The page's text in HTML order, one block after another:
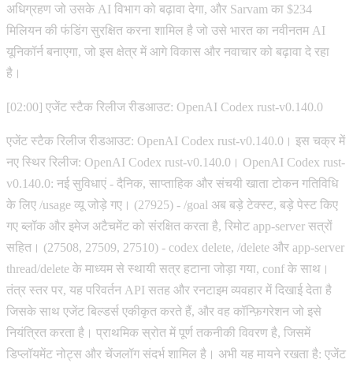
अधिग्रहण जो उसके AI विभाग को बढ़ावा देगा, और Sarvam का $234
मिलियन की फंडिंग सुरक्षित करना शामिल है जो उसे भारत का नवीनतम AI
यूनिकॉर्न बनाएगा, जो इस क्षेत्र में आगे विकास और नवाचार को बढ़ावा दे रहा
है।
[02:00] एजेंट स्टैक रिलीज रीडआउट: OpenAI Codex rust-v0.140.0
एजेंट स्टैक रिलीज रीडआउट: OpenAI Codex rust-v0.140.0। इस चक्र में
नए स्थिर रिलीज: OpenAI Codex rust-v0.140.0। OpenAI Codex rust-
v0.140.0: नई सुविधाएं - दैनिक, साप्ताहिक और संचयी खाता टोकन गतिविधि
के लिए /usage व्यू जोड़े गए। (27925) - /goal अब बड़े टेक्स्ट, बड़े पेस्ट किए
गए ब्लॉक और इमेज अटैचमेंट को संरक्षित करता है, रिमोट app-server सत्रों
सहित। (27508, 27509, 27510) - codex delete, /delete और app-server
thread/delete के माध्यम से स्थायी सत्र हटाना जोड़ा गया, conf के साथ।
तंत्र स्तर पर, यह परिवर्तन API सतह और रनटाइम व्यवहार में दिखाई देता है
जिसके साथ एजेंट बिल्डर्स एकीकृत करते हैं, और वह कॉन्फ़िगरेशन जो इसे
नियंत्रित करता है। प्राथमिक स्रोत में पूर्ण तकनीकी विवरण है, जिसमें
डिप्लॉयमेंट नोट्स और चेंजलॉग संदर्भ शामिल है। अभी यह मायने रखता है: एजेंट